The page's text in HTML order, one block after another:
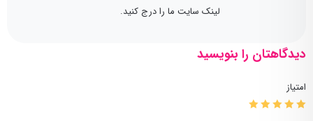
لینک سایت ما را درج کنید.
دیدگاهتان را بنویسید
امتیاز